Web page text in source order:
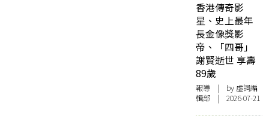
香港傳奇影
星、史上最年
長金像獎影
帝、「四哥」
謝賢逝世 享壽
89歲
報導 | by 虛詞編
輯部 | 2026-07-21